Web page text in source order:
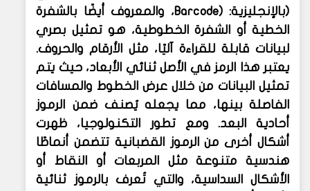
(بالإنجليزية:Barcode)‏، والمعروف أيضًا بالشفرة
الخطية أو الشفرة الخطوطية، هو تمثيل بصري
لبيانات قابلة للقراءة آليًا، مثل الأرقام والحروف.
يعتبر هذا الرمز في الأصل ثنائي الأبعاد، حيث يتم
تمثيل البيانات من خلال عرض الخطوط والمسافات
الفاصلة بينها، مما يجعله يُصنف ضمن الرموز
أحادية البعد. ومع تطور التكنولوجيا، ظهرت
أشكال أخرى من الرموز القضبانية تتضمن أنماطًا
هندسية متنوعة مثل المربعات أو النقاط أو
الأشكال السداسية، والتي تُعرف بالرموز ثنائية